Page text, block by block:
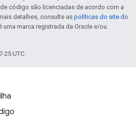
código são licenciadas de acordo com a
detalhes, consulte as políticas do site do
uma marca registrada da Oracle e/ou
25 UTC.